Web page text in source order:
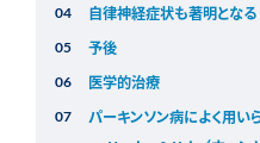
自律神経症状も著明となる
予後
医学的治療
パーキンソン病によく用